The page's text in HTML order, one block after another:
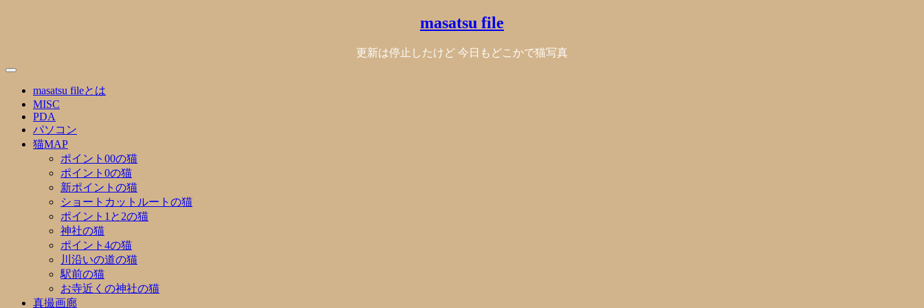
masatsu file
更新は停止したけど 今日もどこかで猫写真
masatsu fileとは
MISC
PDA
パソコン
猫MAP
ポイント00の猫
ポイント0の猫
新ポイントの猫
ショートカットルートの猫
ポイント1と2の猫
神社の猫
ポイント4の猫
川沿いの道の猫
駅前の猫
お寺近くの神社の猫
真撮画廊